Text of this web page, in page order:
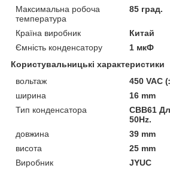
Максимальна робоча
температура
85 град.
Країна виробник
Китай
Ємність конденсатору
1 мкФ
Користувальницькі характеристики
вольтаж
450 VAC
ширина
16 mm
Тип конденсатора
CBB61
50Hz.
довжина
39 mm
висота
25 mm
Виробник
JYUC